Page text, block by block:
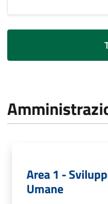
Area 1 -
Umane